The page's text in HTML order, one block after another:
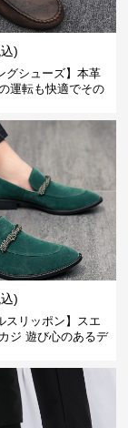
)
グシューズ】本革
運転も快適でその
)
スリッポン】スエ
ジ 遊び心のあるデ